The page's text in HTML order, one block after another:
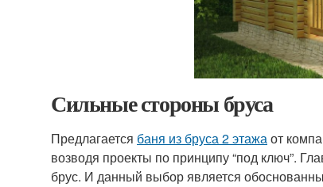
Сильные стороны бруса
Предлагается баня из бруса 2 этажаот
возводя проекты по принципу “под ключ”.
брус. И данный выбор является